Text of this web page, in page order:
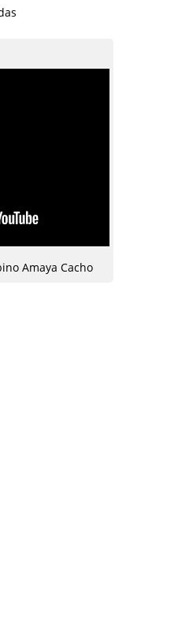
Amaya Cacho